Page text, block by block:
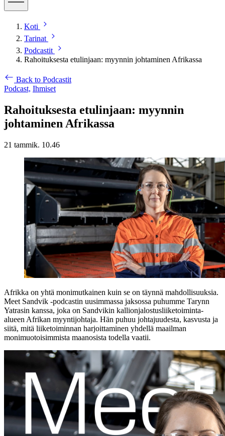
Koti
Tarinat
Podcastit
Rahoituksesta etulinjaan: myynnin johtaminen Afrikassa
Back to Podcastit
Podcast, Ihmiset
Rahoituksesta etulinjaan: myynnin
johtaminen Afrikassa
21 tammik. 10.46
Afrikka on yhtä monimutkainen kuin se on täynnä mahdollisuuksia.
Meet Sandvik -podcastin uusimmassa jaksossa puhumme Tarynn
Yatrasin kanssa, joka on Sandvikin kallionjalostusliiketoiminta-
alueen Afrikan myyntijohtaja. Hän puhuu johtajuudesta, kasvusta ja
siitä, mitä liiketoiminnan harjoittaminen yhdellä maailman
monimuotoisimmista maanosista todella vaatii.